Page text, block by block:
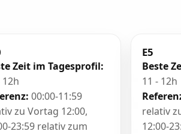
Zeit im Tagesprofil:
12h
00:00-11:59
zu Vortag 12:00,
23:59 relativ zum
E5
Beste
11 - 12h
relativ
12:00-